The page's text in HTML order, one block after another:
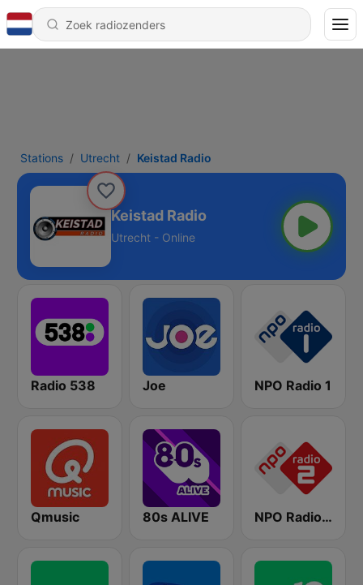
Stations Utrecht Keistad Radio
Keistad Radio
Utrecht - Online
Radio 538 Joe NPO Radio 1
Qmusic 80s ALIVE NPO Radio 2